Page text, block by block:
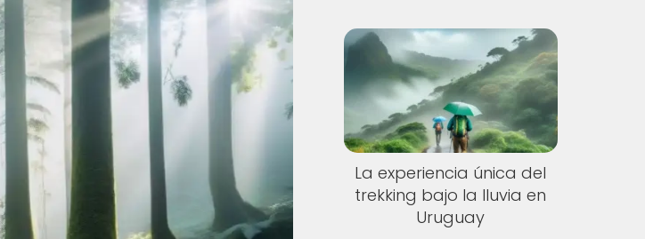
La experiencia única del
trekking bajo la lluvia en
Uruguay